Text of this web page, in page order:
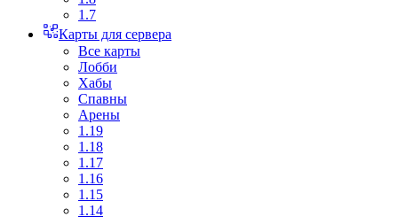
1.7
Карты для сервера
Все карты
Лобби
Хабы
Спавны
Арены
1.19
1.18
1.17
1.16
1.15
1.14